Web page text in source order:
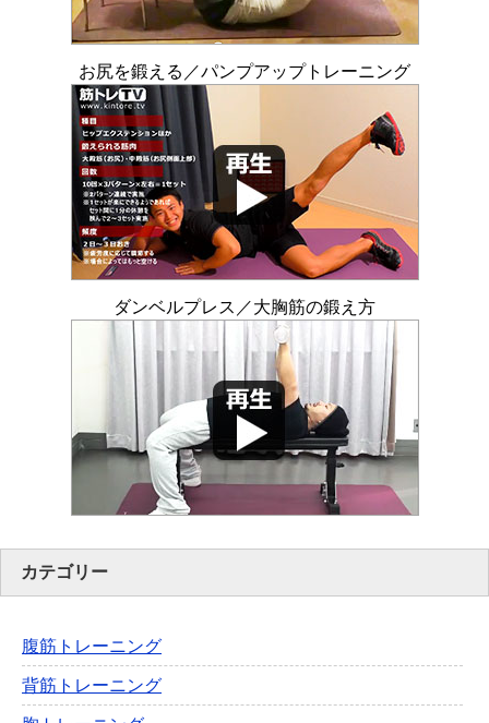
お尻を鍛える／パンプアップトレーニング
ダンベルプレス／大胸筋の鍛え方
カテゴリー
腹筋トレーニング
背筋トレーニング